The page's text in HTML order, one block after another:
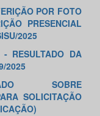
POR FOTO
PRESENCIAL
2025
- RESULTADO DA
2025
SOBRE
SOLICITAÇÃO